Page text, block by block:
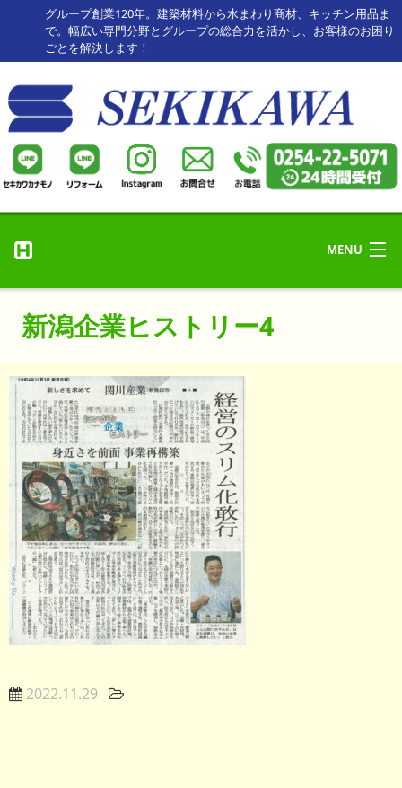
グループ創業120年。建築材料から水まわり商材、キッチン用品ま
で。幅広い専門分野とグループの総合力を活かし、お客様のお困り
ごとを解決します！
MENU
リフォーム・修理
リフォーム事例
お客様の声
会社情報
お知らせ
新潟企業ヒストリー4
2022.11.29